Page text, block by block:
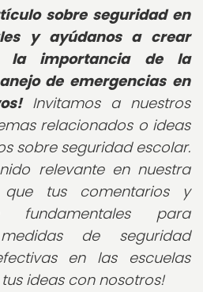
sobre seguridad en
y ayúdanos a crear
la importancia de la
de emergencias en
Invitamos a nuestros
relacionados o ideas
sobre seguridad escolar.
relevante en nuestra
tus comentarios y
fundamentales para
de seguridad
en las escuelas
ideas con nosotros!